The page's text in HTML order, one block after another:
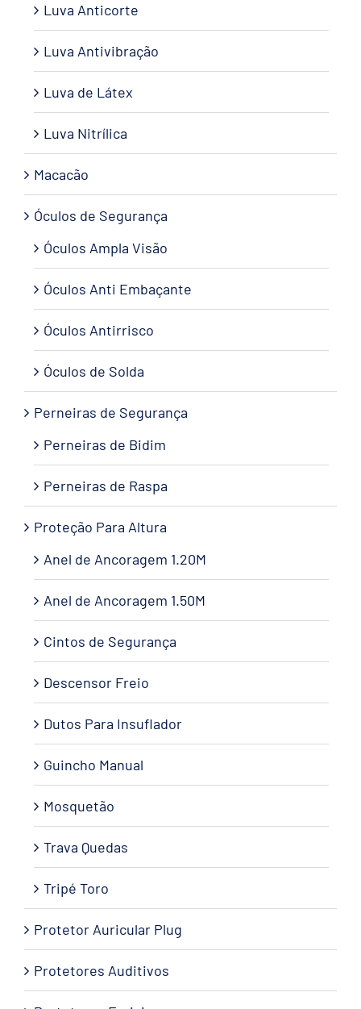
Luva Anticorte
Luva Antivibração
Luva de Látex
Luva Nitrílica
Macacão
Óculos de Segurança
Óculos Ampla Visão
Óculos Anti Embaçante
Óculos Antirrisco
Óculos de Solda
Perneiras de Segurança
Perneiras de Bidim
Perneiras de Raspa
Proteção Para Altura
Anel de Ancoragem 1.20M
Anel de Ancoragem 1.50M
Cintos de Segurança
Descensor Freio
Dutos Para Insuflador
Guincho Manual
Mosquetão
Trava Quedas
Tripé Toro
Protetor Auricular Plug
Protetores Auditivos